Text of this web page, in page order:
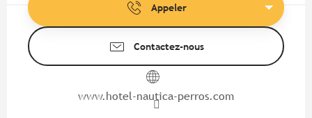
Appeler
Contactez-nous
www.hotel-nautica-perros.com